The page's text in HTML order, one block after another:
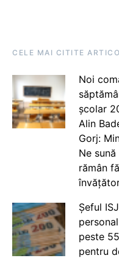
CELE MAI CITITE
Noi
școlar
Alin
Gorj:
Ne
rămân
Șeful
peste
pentru